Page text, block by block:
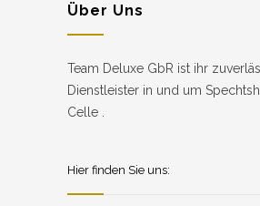
Über Uns
Team Deluxe GbR ist ihr
Dienstleister in und um
Celle .
Hier finden Sie uns: